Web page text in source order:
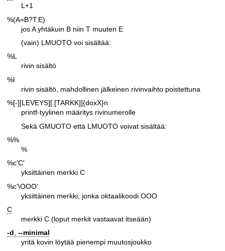
L+1
%(A=B?T:E)
jos A yhtäkuin B niin T muuten E
(vain) LMUOTO voi sisältää:
%L
rivin sisältö
%l
rivin sisältö, mahdollinen jälkeinen rivinvaihto poistettuna
%[-][LEVEYS][.[TARKK]]{doxX}n
printf-tyylinen määritys rivinumerolle
Sekä GMUOTO että LMUOTO voivat sisältää:
%%
%
%c'C'
yksittäinen merkki C
%c'\OOO'
yksittäinen merkki, jonka oktaalikoodi OOO
C
merkki C (loput merkit vastaavat itseään)
-d, --minimal
yritä kovin löytää pienempi muutosjoukko